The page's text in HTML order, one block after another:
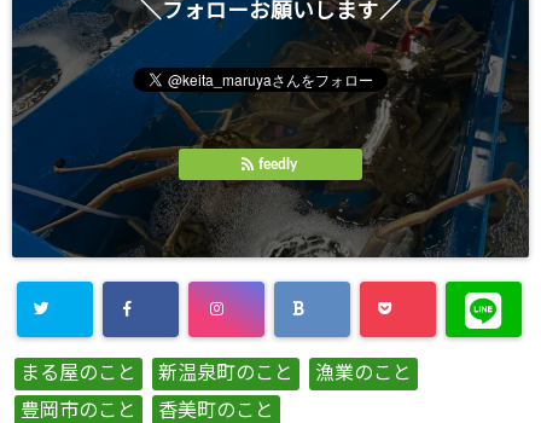
＼フォローお願いします／
feedly
まる屋のこと 新温泉町のこと
漁業のこと
豊岡市のこと
香美町のこと